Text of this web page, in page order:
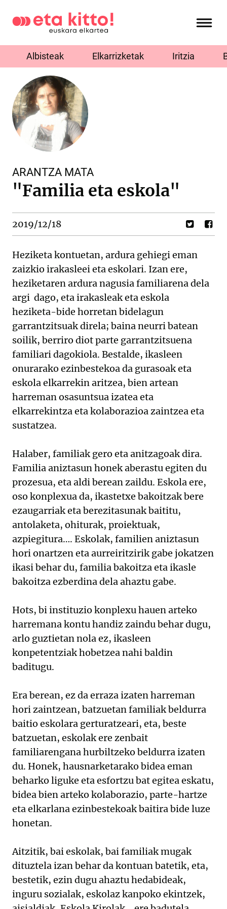
Albisteak Elkarrizketak Iritzia
ARANTZA MATA
"Familia eta eskola"
2019/12/18
Heziketa kontuetan, ardura gehiegi eman
zaizkio irakasleei eta eskolari. Izan ere,
heziketaren ardura nagusia familiarena dela
argi dago, eta irakasleak eta eskola
heziketa-bide horretan bidelagun
garrantzitsuak direla; baina neurri batean
soilik, berriro diot parte garrantzitsuena
familiari dagokiola. Bestalde, ikasleen
onurarako ezinbestekoa da gurasoak eta
eskola elkarrekin aritzea, bien artean
harreman osasuntsua izatea eta
elkarrekintza eta kolaborazioa zaintzea eta
sustatzea.
Halaber, familiak gero eta anitzagoak dira.
Familia aniztasun honek aberastu egiten du
prozesua, eta aldi berean zaildu. Eskola ere,
oso konplexua da, ikastetxe bakoitzak bere
ezaugarriak eta berezitasunak baititu,
antolaketa, ohiturak, proiektuak,
azpiegitura…. Eskolak, familien aniztasun
hori onartzen eta aurreiritzirik gabe jokatzen
ikasi behar du, familia bakoitza eta ikasle
bakoitza ezberdina dela ahaztu gabe.
Hots, bi instituzio konplexu hauen arteko
harremana kontu handiz zaindu behar dugu,
arlo guztietan nola ez, ikasleen
konpetentziak hobetzea nahi baldin
baditugu.
Era berean, ez da erraza izaten harreman
hori zaintzean, batzuetan familiak beldurra
baitio eskolara gerturatzeari, eta, beste
batzuetan, eskolak ere zenbait
familiarengana hurbiltzeko beldurra izaten
du. Honek, hausnarketarako bidea eman
beharko liguke eta esfortzu bat egitea eskatu,
bidea bien arteko kolaborazio, parte-hartze
eta elkarlana ezinbestekoak baitira bide luze
honetan.
Aitzitik, bai eskolak, bai familiak mugak
dituztela izan behar da kontuan batetik, eta,
bestetik, ezin dugu ahaztu hedabideak,
inguru sozialak, eskolaz kanpoko ekintzek,